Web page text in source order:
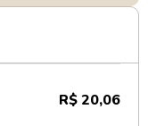
R$ 20,06